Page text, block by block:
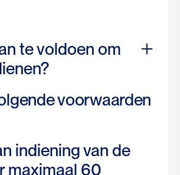
te voldoen om
voorwaarden
indiening van de
maximaal 60